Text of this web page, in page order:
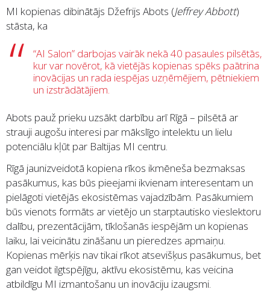
MI kopienas dibinātājs Džefrijs Abots (Jeffrey Abbott)
stāsta, ka
“AI Salon” darbojas vairāk nekā 40 pasaules pilsētās,
kur var novērot, kā vietējās kopienas spēks paātrina
inovācijas un rada iespējas uzņēmējiem, pētniekiem
un izstrādātājiem.
Abots pauž prieku uzsākt darbību arī Rīgā – pilsētā ar
strauji augošu interesi par mākslīgo intelektu un lielu
potenciālu kļūt par Baltijas MI centru.
Rīgā jaunizveidotā kopiena rīkos ikmēneša bezmaksas
pasākumus, kas būs pieejami ikvienam interesentam un
pielāgoti vietējās ekosistēmas vajadzībām. Pasākumiem
būs vienots formāts ar vietējo un starptautisko vieslektoru
dalību, prezentācijām, tīklošanās iespējām un kopienas
laiku, lai veicinātu zināšanu un pieredzes apmaiņu.
Kopienas mērķis nav tikai rīkot atsevišķus pasākumus, bet
gan veidot ilgtspējīgu, aktīvu ekosistēmu, kas veicina
atbildīgu MI izmantošanu un inovāciju izaugsmi.